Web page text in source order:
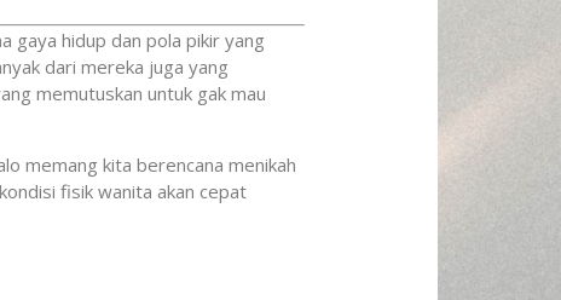
gaya hidup dan pola pikir yang
dari mereka juga yang
memutuskan untuk gak mau
memang kita berencana menikah
fisik wanita akan cepat